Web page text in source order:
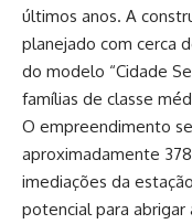
últimos anos. A
planejado com cerca
do modelo “Cidade
famílias de classe
O empreendimento
aproximadamente
imediações da
potencial para